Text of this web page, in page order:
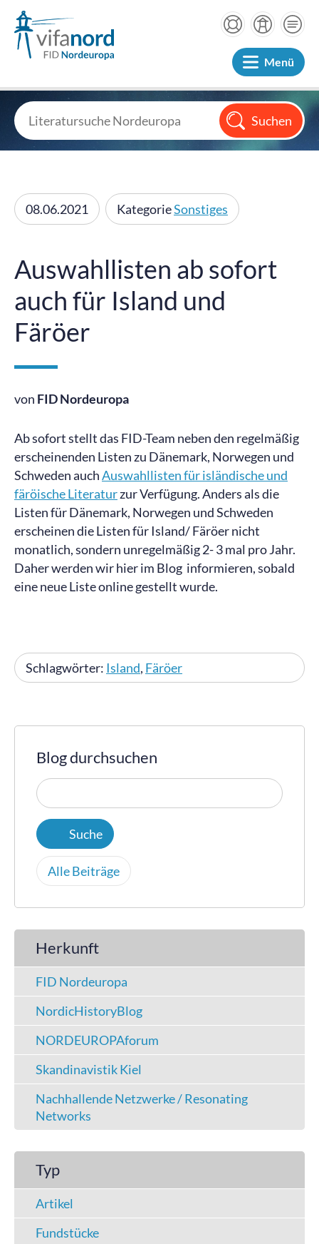
Menü
08.06.2021 KategorieSonstiges
Auswahllisten ab sofort
auch für Island und
Färöer
von FID Nordeuropa
Ab sofort stellt das FID-Team neben den regelmäßig
erscheinenden Listen zu Dänemark, Norwegen und
Schweden auchAuswahllisten für isländische und
färöische Literaturzur Verfügung. Anders als die
Listen für Dänemark, Norwegen und Schweden
erscheinen die Listen für Island/ Färöer nicht
monatlich, sondern unregelmäßig 2- 3 mal pro Jahr.
Daher werden wir hier im Blog informieren, sobald
eine neue Liste online gestellt wurde.
Schlagwörter: Island, Färöer
Blog durchsuchen
Alle Beiträge
Herkunft
FID Nordeuropa
NordicHistoryBlog
NORDEUROPAforum
Skandinavistik Kiel
Nachhallende Netzwerke / Resonating
Networks
Typ
Artikel
Fundstücke